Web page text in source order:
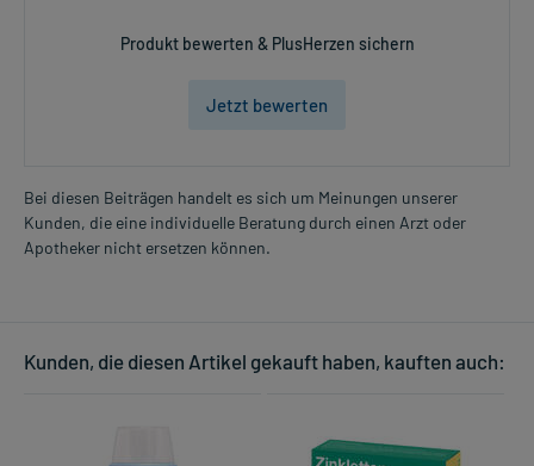
Produkt bewerten & PlusHerzen sichern
Jetzt bewerten
Bei diesen Beiträgen handelt es sich um Meinungen unserer
Kunden, die eine individuelle Beratung durch einen Arzt oder
Apotheker nicht ersetzen können.
Kunden, die diesen Artikel gekauft haben, kauften auch: